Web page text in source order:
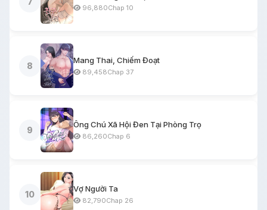
96,880Chap 10
8
Mang Thai, Chiếm Đoạt
89,458Chap 37
9
Ông Chú Xã Hội Đen Tại Phòng Trọ
86,260Chap 6
10
Vợ Người Ta
82,790Chap 26